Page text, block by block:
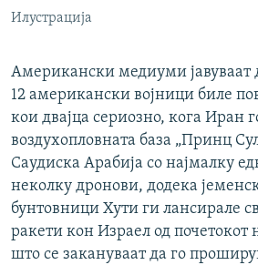
Илустрација
Американски медиуми јавуваат
12 американски војници биле
кои двајца сериозно, кога Иран
воздухопловната база „Принц
Саудиска Арабија со најмалку
неколку дронови, додека
бунтовници Хути ги лансирале
ракети кон Израел од почетокот
што се закануваат да го